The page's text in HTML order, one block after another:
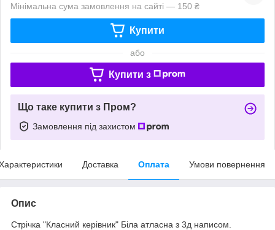
Мінімальна сума замовлення на сайті — 150 ₴
Купити
або
Купити з
Що таке купити з Пром?
Замовлення під захистом
Доставка Оплата Умови повернення
Опис
Стрічка "Класний керівник" Біла атласна з 3д написом.